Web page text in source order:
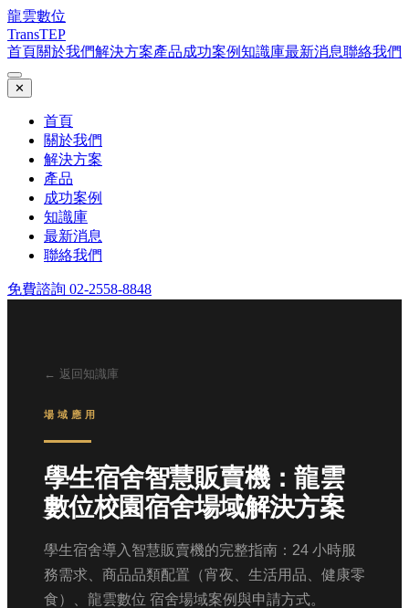
龍雲數位
TransTEP
首頁關於我們解決方案產品成功案例知識庫最新消息聯絡我們
✕
首頁
關於我們
解決方案
產品
成功案例
知識庫
最新消息
聯絡我們
免費諮詢 02-2558-8848
← 返回知識庫
場域應用
學生宿舍智慧販賣機：龍雲
數位校園宿舍場域解決方案
學生宿舍導入智慧販賣機的完整指南：24 小時服
務需求、商品品類配置（宵夜、生活用品、健康零
食）、龍雲數位 宿舍場域案例與申請方式。